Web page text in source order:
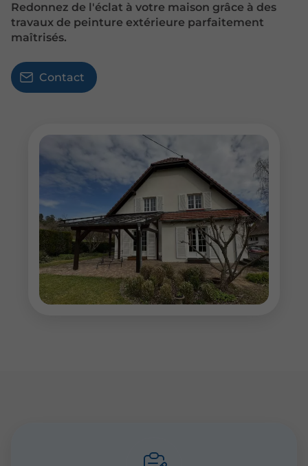
Redonnez de l'éclat à votre maison grâce à des
travaux de peinture extérieure parfaitement
maîtrisés.
Contact